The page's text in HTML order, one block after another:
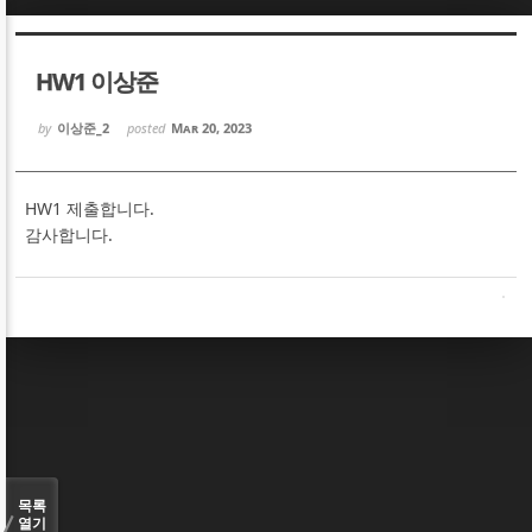
HW1 이상준
by 이상준_2 posted Mar 20, 2023
HW1 제출합니다.
감사합니다.
목록
열기
Sketchbook5, 스케치북5
Sketchbook5, 스케치북5
Sketchbook5, 스케치북5
Sketchbook5, 스케치북5